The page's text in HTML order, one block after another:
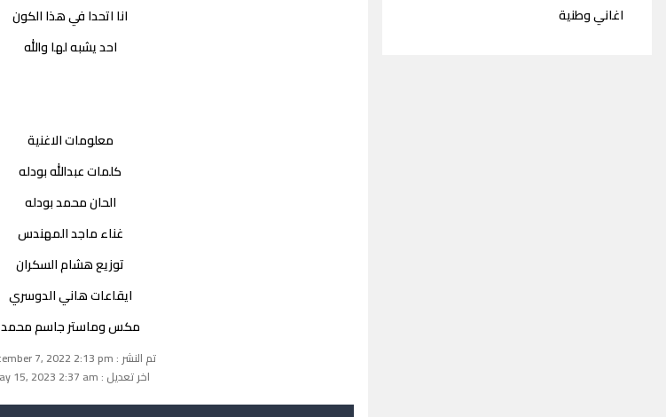
اغاني وطنية
انا اتحدا في هذا الكون
احد يشبه لها والله
معلومات الاغنية
كلمات عبدالله بودله
الحان محمد بودله
غناء ماجد المهندس
توزيع هشام السكران
ايقاعات هاني الدوسري
مكس وماستر جاسم محمد
تم النشر : December 7, 2022 2:13 pm
اخر تعديل : May 15, 2023 2:37 am